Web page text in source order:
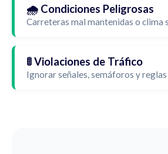
🌧️ Condiciones Peligrosas
Carreteras mal mantenidas o clima
🚦 Violaciones de Tráfico
Ignorar señales, semáforos y